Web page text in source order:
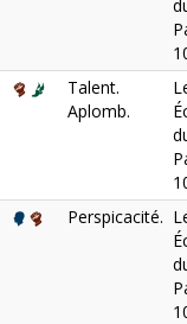
Talent.
Aplomb.
Perspicacité.